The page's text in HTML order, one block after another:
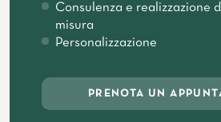
Consulenza e realizzazione
misura
Personalizzazione
PRENOTA UN